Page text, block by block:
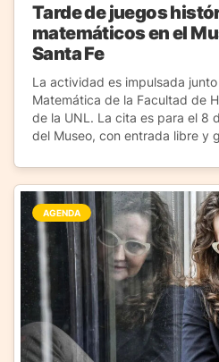
Tarde de juegos
matemáticos en el
Santa Fe
La actividad es impulsada
Matemática de la Facultad de
de la UNL. La cita es para el 8
del Museo, con entrada libre y
AGENDA